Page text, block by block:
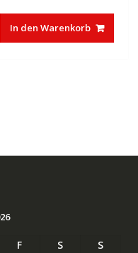
In den Warenkorb
F S
S